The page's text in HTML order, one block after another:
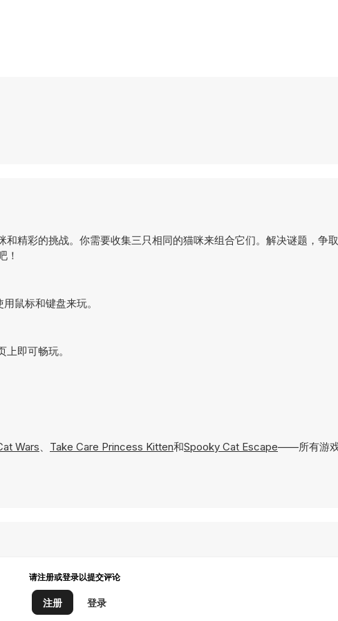
精彩的挑战。你需要收集三只相同的猫咪来组合它们。解决谜题，争
！
鼠标和键盘来玩。
即可畅玩。
Wars、 Take Care Princess Kitten和Spooky Cat Escape——所有游
请注册或登录以提交评论
注册 登录